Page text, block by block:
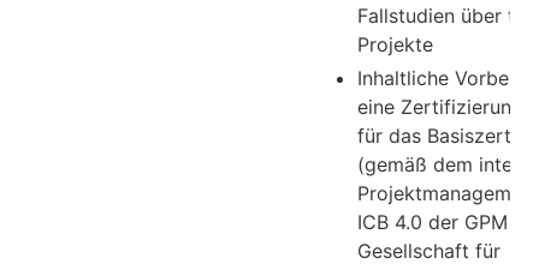
Fallstudien über
Projekte
Inhaltliche
eine
für das
(gemäß dem
ICB 4.0 der GPM
Gesellschaft für